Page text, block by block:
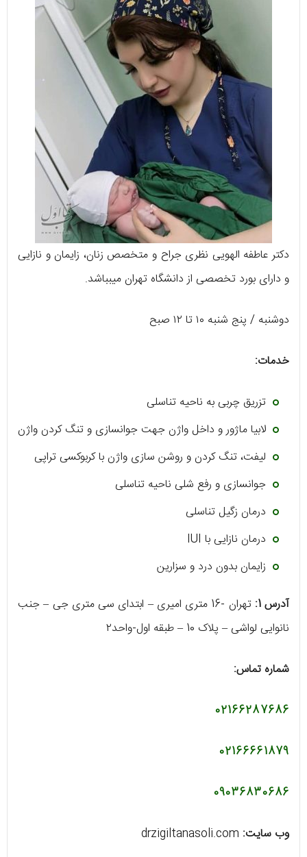
دکتر عاطفه الهویی نظری جراح و متخصص زنان، زایمان و نازایی
و دارای بورد تخصصی از دانشگاه تهران میبباشد.
دوشنبه / پنج شنبه ۱۰ تا ۱۲ صبح
خدمات:
تزریق چربی به ناحیه تناسلی
لابیا ماژور و داخل واژن جهت جوانسازی و تنگ کردن واژن
لیفت، تنگ کردن و روشن سازی واژن با کربوکسی تراپی
جوانسازی و رفع شلی ناحیه تناسلی
درمان زگیل تناسلی
درمان نازایی با IUI
زایمان بدون درد و سزارین
آدرس 1:
تهران -16 متری امیری – ابتدای سی متری جی – جنب
نانوایی لواشی – پلاک 10 – طبقه اول-واحد٢
شماره تماس:
02166287686
02166661879
09036830686
وب سایت: